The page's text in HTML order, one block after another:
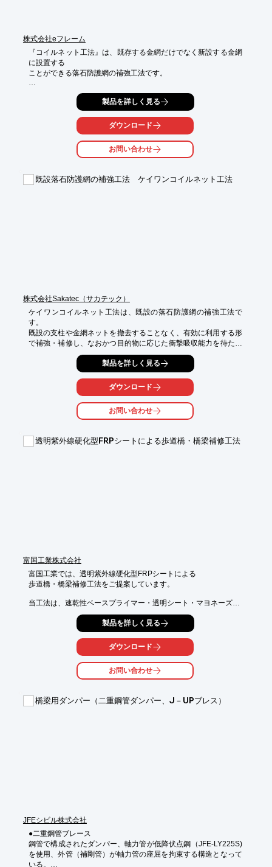
株式会社eフレーム
『コイルネット工法』は、既存する金網だけでなく新設する金網
に設置する
ことができる落石防護網の補強工法です。
線径5mmの超硬線コイルを落石防止網に設置することにより、既
そのまま有効利用することで、高い汎用性を実現。
従来の金網と比較して軽量であるため、その取り扱いが容易であ
作業員の省力化につながりコスト削減に大きく貢献できます。
■落石金網撤去不要の補強ネット
製品を詳しく見る
ダウンロード
お問い合わせ
既設落石防護網の補強工法 ケイワンコイルネット工法
株式会社Sakatec（サカテック）
ケイワンコイルネット工法は、既設の落石防護網の補強工法で
す。
既設の支柱や金網ネットを撤去することなく、有効に利用する形
で補強・補修し、なおかつ目的物に応じた衝撃吸収能力を待たせ
ることができます。
コイル型ネットの特徴を最大限活かし、そのエネルギー吸収力は
高く、150kjの捕獲性能を実現。
防錆処理も施し、耐久性にも優れています。また、維持管理上破
損した場合も一部の部材交換のみで補修できます。
○施工が容易で安全かつ工期が短い
○交通規制を大幅に削減できる
製品を詳しく見る
ダウンロード
お問い合わせ
透明紫外線硬化型FRPシートによる歩道橋・橋梁補修工法
富国工業株式会社
富国工業では、透明紫外線硬化型FRPシートによる
歩道橋・橋梁補修工法をご提案しています。
当工法は、速乾性ベースプライマー・透明シート・マヨネーズ状
貼付プライマーにより、短期施工を実現します。
また、残留気泡の可視化や、脱泡容易なプライマーのため
目視による、徹底した脱泡が可能です。
■高施工性＆高汎用性
製品を詳しく見る
ダウンロード
お問い合わせ
橋梁用ダンパー（二重鋼管ダンパー、J－UPブレス）
JFEシビル株式会社
●二重鋼管ブレース
鋼管で構成されたダンパー、軸力管が低降伏点鋼（JFE-LY225S)
を使用、外管（補剛管）が軸力管の座屈を拘束する構造となって
いる。